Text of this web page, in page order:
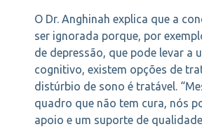
O Dr. Anghinah explica que a
ser ignorada porque, por
de depressão, que pode levar a
cognitivo, existem opções de
distúrbio de sono é tratável.
quadro que não tem cura, nós
apoio e um suporte de